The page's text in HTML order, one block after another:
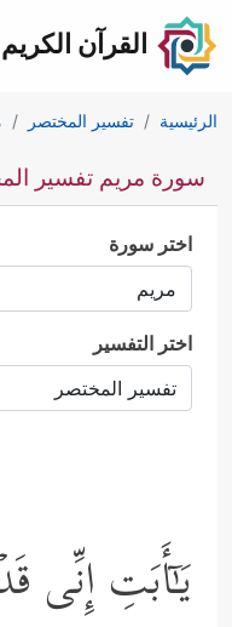
القرآن الكريم
الرئيسية تفسير المختصر
سورة مريم تفسير
اختر سورة
اختر التفسير
یَـٰۤأَبَتِ إِنِّی